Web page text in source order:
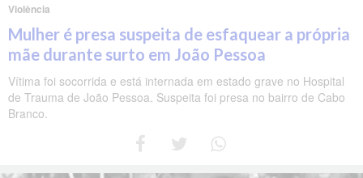
Violência
Mulher é presa suspeita de esfaquear a própria
mãe durante surto em João Pessoa
Vítima foi socorrida e está internada em estado grave no Hospital
de Trauma de João Pessoa. Suspeita foi presa no bairro de Cabo
Branco.